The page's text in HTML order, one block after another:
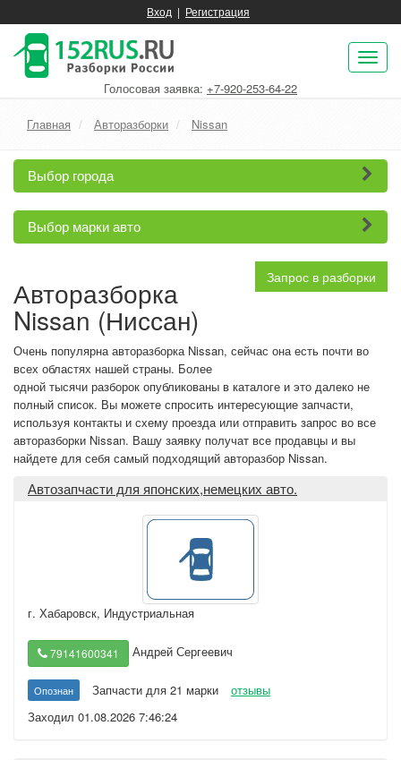
Вход | Регистрация
Голосовая заявка: +7-920-253-64-22
Главная Авторазборки Nissan
Выбор города
Выбор марки авто
Запрос в разборки
Авторазборка
Nissan (Ниссан)
Очень популярна авторазборка Nissan, сейчас она есть почти во
всех областях нашей страны. Более
одной тысячи разборок опубликованы в каталоге и это далеко не
полный список. Вы можете спросить интересующие запчасти,
используя контакты и схему проезда или отправить запрос во все
авторазборки Nissan. Вашу заявку получат все продавцы и вы
найдете для себя самый подходящий авторазбор Nissan.
Автозапчасти для японских,немецких авто.
г. Хабаровск, Индустриальная
79141600341 Андрей Сергеевич
Опознан Запчасти для 21 марки
отзывы
Заходил 01.08.2026 7:46:24